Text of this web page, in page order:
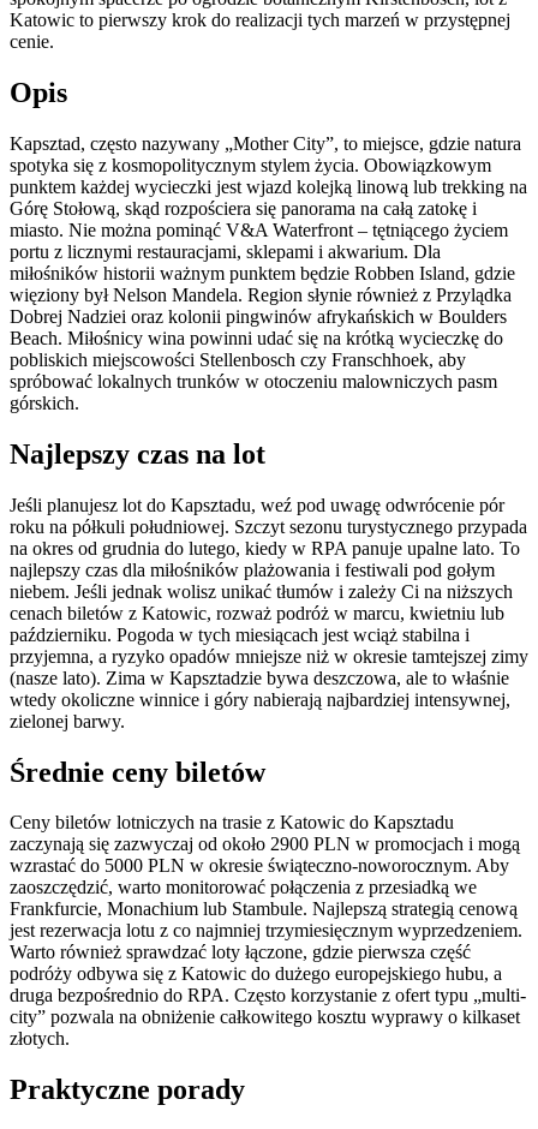
Katowic to pierwszy krok do realizacji tych marzeń w przystępnej
cenie.
Opis
Kapsztad, często nazywany „Mother City”, to miejsce, gdzie natura
spotyka się z kosmopolitycznym stylem życia. Obowiązkowym
punktem każdej wycieczki jest wjazd kolejką linową lub trekking na
Górę Stołową, skąd rozpościera się panorama na całą zatokę i
miasto. Nie można pominąć V&A Waterfront – tętniącego życiem
portu z licznymi restauracjami, sklepami i akwarium. Dla
miłośników historii ważnym punktem będzie Robben Island, gdzie
więziony był Nelson Mandela. Region słynie również z Przylądka
Dobrej Nadziei oraz kolonii pingwinów afrykańskich w Boulders
Beach. Miłośnicy wina powinni udać się na krótką wycieczkę do
pobliskich miejscowości Stellenbosch czy Franschhoek, aby
spróbować lokalnych trunków w otoczeniu malowniczych pasm
górskich.
Najlepszy czas na lot
Jeśli planujesz lot do Kapsztadu, weź pod uwagę odwrócenie pór
roku na półkuli południowej. Szczyt sezonu turystycznego przypada
na okres od grudnia do lutego, kiedy w RPA panuje upalne lato. To
najlepszy czas dla miłośników plażowania i festiwali pod gołym
niebem. Jeśli jednak wolisz unikać tłumów i zależy Ci na niższych
cenach biletów z Katowic, rozważ podróż w marcu, kwietniu lub
październiku. Pogoda w tych miesiącach jest wciąż stabilna i
przyjemna, a ryzyko opadów mniejsze niż w okresie tamtejszej zimy
(nasze lato). Zima w Kapsztadzie bywa deszczowa, ale to właśnie
wtedy okoliczne winnice i góry nabierają najbardziej intensywnej,
zielonej barwy.
Średnie ceny biletów
Ceny biletów lotniczych na trasie z Katowic do Kapsztadu
zaczynają się zazwyczaj od około 2900 PLN w promocjach i mogą
wzrastać do 5000 PLN w okresie świąteczno-noworocznym. Aby
zaoszczędzić, warto monitorować połączenia z przesiadką we
Frankfurcie, Monachium lub Stambule. Najlepszą strategią cenową
jest rezerwacja lotu z co najmniej trzymiesięcznym wyprzedzeniem.
Warto również sprawdzać loty łączone, gdzie pierwsza część
podróży odbywa się z Katowic do dużego europejskiego hubu, a
druga bezpośrednio do RPA. Często korzystanie z ofert typu „multi-
city” pozwala na obniżenie całkowitego kosztu wyprawy o kilkaset
złotych.
Praktyczne porady